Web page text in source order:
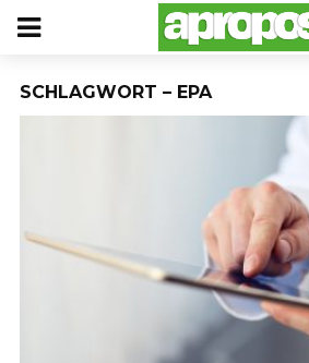
SCHLAGWORT – EPA